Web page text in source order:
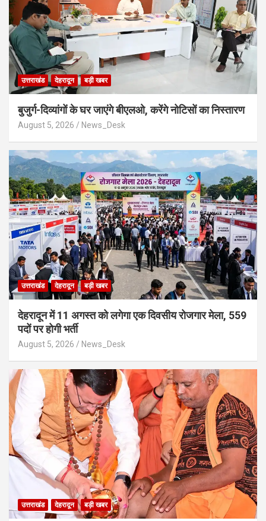
उत्तराखंड देहरादून बड़ी खबर
बुजुर्ग-दिव्यांगों के घर जाएंगे बीएलओ, करेंगे नोटिसों का निस्तारण
August 5, 2026 News_Desk
उत्तराखंड देहरादून बड़ी खबर
​देहरादून में 11 अगस्त को लगेगा एक दिवसीय रोजगार मेला, 559
पदों पर होगी भर्ती
August 5, 2026 News_Desk
उत्तराखंड देहरादून बड़ी खबर